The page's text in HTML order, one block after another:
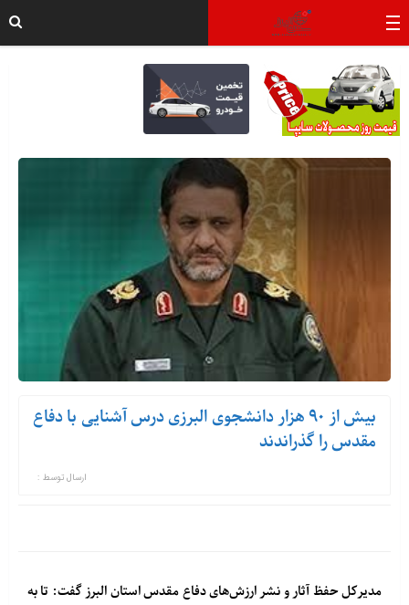
بیش از ۹۰ هزار دانشجوی البرزی درس آشنایی با دفاع
مقدس را گذراندند
ارسال توسط :
مدیرکل حفظ آثار و نشر ارزش‌های دفاع مقدس استان البرز گفت: تا به